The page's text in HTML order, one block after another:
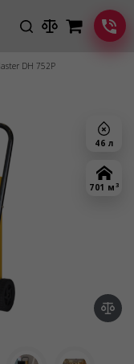
DH 752P
46 л
701 м 3